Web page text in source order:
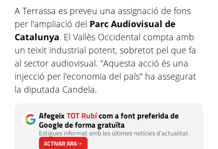
A Terrassa es preveu una assignació de fons
per l'ampliació del Parc Audiovisual de
Catalunya. El Vallès Occidental compta amb
un teixit industrial potent, sobretot pel que fa
al sector audiovisual. "Aquesta acció és una
injecció per l'economia del país" ha assegurat
la diputada Candela.
AfegeixTOT Rubícom a font preferida de
Google de forma gratuïta
Estigues informat amb les últimes notícies d'actualitat
ACTIVAR ARA